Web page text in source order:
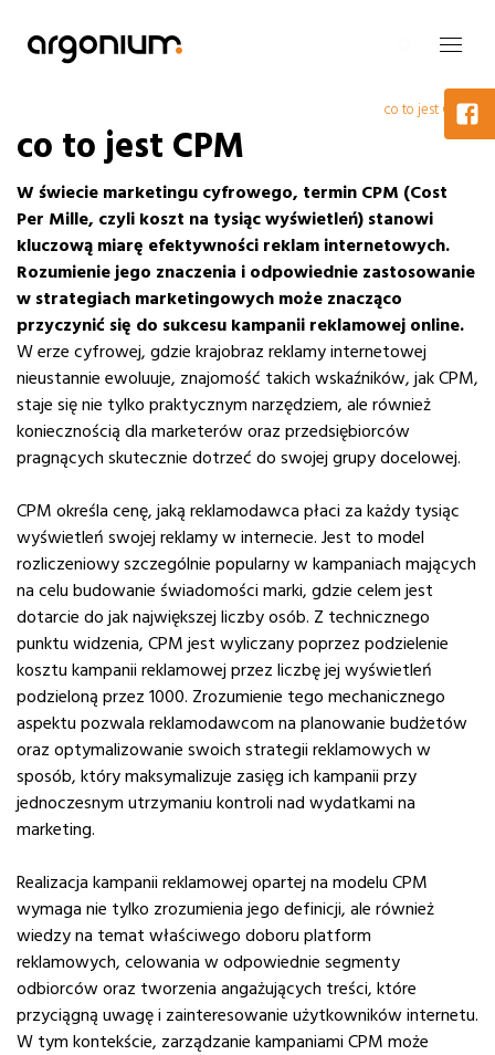
co to jest CPM
co to jest CPM
W świecie marketingu cyfrowego, termin CPM (Cost
Per Mille, czyli koszt na tysiąc wyświetleń) stanowi
kluczową miarę efektywności reklam internetowych.
Rozumienie jego znaczenia i odpowiednie zastosowanie
w strategiach marketingowych może znacząco
przyczynić się do sukcesu kampanii reklamowej online.
W erze cyfrowej, gdzie krajobraz reklamy internetowej
nieustannie ewoluuje, znajomość takich wskaźników, jak CPM,
staje się nie tylko praktycznym narzędziem, ale również
koniecznością dla marketerów oraz przedsiębiorców
pragnących skutecznie dotrzeć do swojej grupy docelowej.
CPM określa cenę, jaką reklamodawca płaci za każdy tysiąc
wyświetleń swojej reklamy w internecie. Jest to model
rozliczeniowy szczególnie popularny w kampaniach mających
na celu budowanie świadomości marki, gdzie celem jest
dotarcie do jak największej liczby osób. Z technicznego
punktu widzenia, CPM jest wyliczany poprzez podzielenie
kosztu kampanii reklamowej przez liczbę jej wyświetleń
podzieloną przez 1000. Zrozumienie tego mechanicznego
aspektu pozwala reklamodawcom na planowanie budżetów
oraz optymalizowanie swoich strategii reklamowych w
sposób, który maksymalizuje zasięg ich kampanii przy
jednoczesnym utrzymaniu kontroli nad wydatkami na
marketing.
Realizacja kampanii reklamowej opartej na modelu CPM
wymaga nie tylko zrozumienia jego definicji, ale również
wiedzy na temat właściwego doboru platform
reklamowych, celowania w odpowiednie segmenty
odbiorców oraz tworzenia angażujących treści, które
przyciągną uwagę i zainteresowanie użytkowników internetu.
W tym kontekście, zarządzanie kampaniami CPM może